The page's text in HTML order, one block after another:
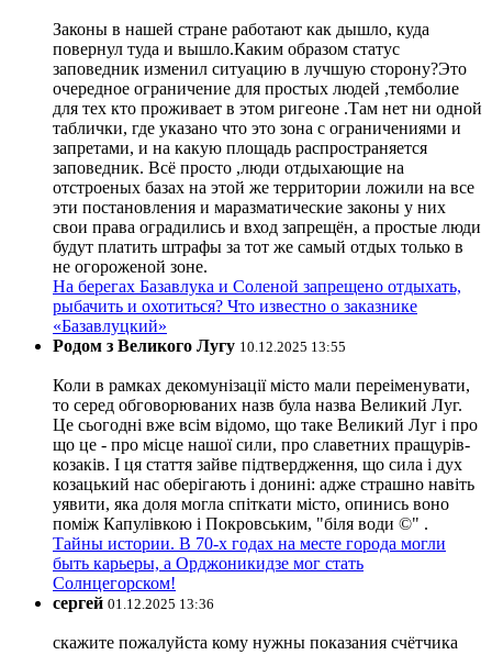
Законы в нашей стране работают как дышло, куда
повернул туда и вышло.Каким образом статус
заповедник изменил ситуацию в лучшую сторону?Это
очередное ограничение для простых людей ,темболие
для тех кто проживает в этом ригеоне .Там нет ни одной
таблички, где указано что это зона с ограничениями и
запретами, и на какую площадь распространяется
заповедник. Всё просто ,люди отдыхающие на
отстроеных базах на этой же территории ложили на все
эти постановления и маразматические законы у них
свои права оградились и вход запрещён, а простые люди
будут платить штрафы за тот же самый отдых только в
не огороженой зоне.
На берегах Базавлука и Соленой запрещено отдыхать,
рыбачить и охотиться? Что известно о заказнике
«Базавлуцкий»
Родом з Великого Лугу 10.12.2025 13:55
Коли в рамках декомунізації місто мали переіменувати,
то серед обговорюваних назв була назва Великий Луг.
Це сьогодні вже всім відомо, що таке Великий Луг і про
що це - про місце нашої сили, про славетних пращурів-
козаків. І ця стаття зайве підтвердження, що сила і дух
козацький нас оберігають і донині: адже страшно навіть
уявити, яка доля могла спіткати місто, опинись воно
поміж Капулівкою і Покровським, "біля води ©" .
Тайны истории. В 70-х годах на месте города могли
быть карьеры, а Орджоникидзе мог стать
Солнцегорском!
сергей 01.12.2025 13:36
скажите пожалуйста кому нужны показания счётчика